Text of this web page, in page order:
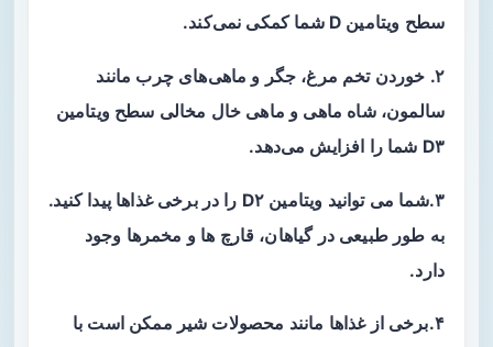
سطح ویتامین D شما کمکی نمی‌کند.
۲. خوردن تخم مرغ، جگر و ماهی‌های چرب مانند
سالمون، شاه ماهی و ماهی خال مخالی سطح ویتامین
D۳ شما را افزایش می‌دهد.
۳.شما می توانید ویتامین D۲ را در برخی غذاها پیدا کنید.
به طور طبیعی در گیاهان، قارچ ها و مخمرها وجود
دارد.
۴.برخی از غذاها مانند محصولات شیر ​​ممکن است با